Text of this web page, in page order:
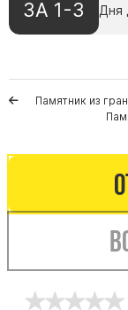
ЗА 1-3 Дня
Памятник из